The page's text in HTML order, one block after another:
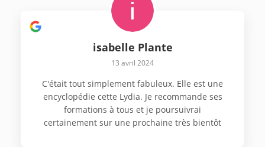
isabelle Plante
13 avril 2024
C'était tout simplement fabuleux. Elle est une
encyclopédie cette Lydia. Je recommande ses
formations à tous et je poursuivrai
certainement sur une prochaine très bientôt